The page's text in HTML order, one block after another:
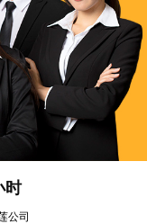
时
公司